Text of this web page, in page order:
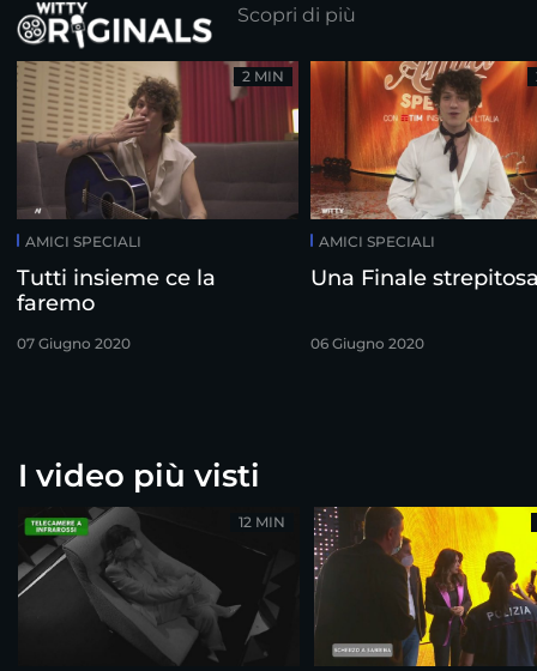
Scopri di più
AMICI SPECIALI
Tutti insieme ce la
faremo
07 Giugno 2020
2 MIN
AMICI SPECIALI
Una Finale
06 Giugno 2020
I video più visti
12 MIN